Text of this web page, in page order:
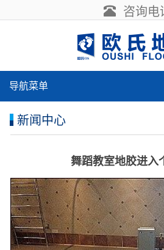
咨询电
导航菜单
新闻中心
舞蹈教室地胶进入